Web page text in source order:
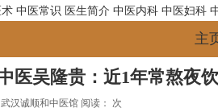
中医常识 医生简介 中医内科 中医妇科
主
医吴隆贵：近1年常熬夜
武汉诚顺和中医馆 阅读： 次